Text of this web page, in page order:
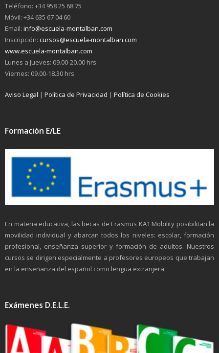
Teléfono: +34 958 25 68 75
Móvil: +34 635 67 04 60
Email: info@escuela-montalban.com
Inscripción: cursos@escuela-montalban.com
www.escuela-montalban.com
Lunes a Jueves: 09.00-20.00 hrs
Viernes: 09.00-18.30 hrs
Aviso Legal | Política de Privacidad | Política de Cookies
Formación E/LE
En materia educativa, las becas de Erasmus KA1 Mobility posibilitan la
movilidad individual y abarcan todos los niveles: escolar, formación
profesional, enseñanza superior y formación de adultos. Nuestros
cursos se dirigen especialmente a profesores europeos que trabajan
en la enseñanza del español como lengua extranjera.
Exámenes D.E.L.E.